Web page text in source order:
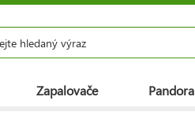
Zapalovače Pandora